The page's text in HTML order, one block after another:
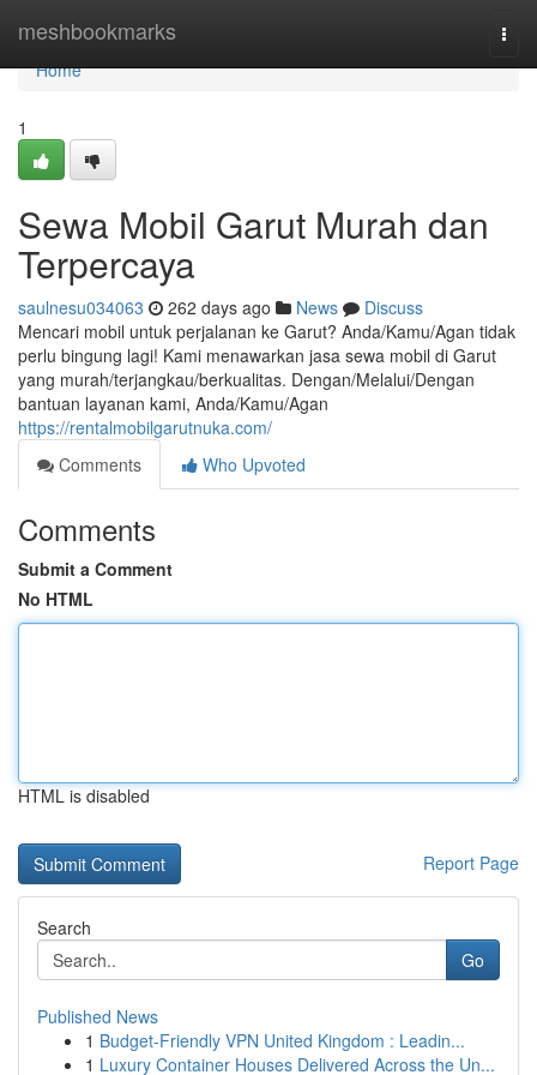
meshbookmarks
Home
Home
1
Sewa Mobil Garut Murah dan
Terpercaya
saulnesu034063 262 days ago News
Discuss
Mencari mobil untuk perjalanan ke Garut? Anda/Kamu/Agan tidak
perlu bingung lagi! Kami menawarkan jasa sewa mobil di Garut
yang murah/terjangkau/berkualitas. Dengan/Melalui/Dengan
bantuan layanan kami, Anda/Kamu/Agan
https://rentalmobilgarutnuka.com/
Comments
Who Upvoted
Comments
Submit a Comment
No HTML
HTML is disabled
Report Page
Search
Go
Published News
1 Budget-Friendly VPN United Kingdom : Leadin...
1 Luxury Container Houses Delivered Across the Un...